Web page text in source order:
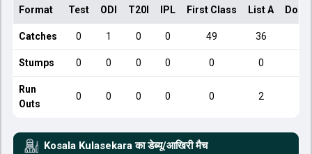
Format Test ODI T20I IPL First Class List A
Catches 0 1 0 0 49 36
Stumps 0 0 0 0 0 0
Run
Outs
0 0 0 0 0 2
Kosala Kulasekara का डेब्यू/आखिरी मैच